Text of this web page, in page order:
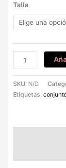
Talla
SKU: N/D
Etiquetas: